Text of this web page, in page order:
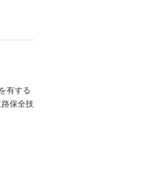
有する
保全技